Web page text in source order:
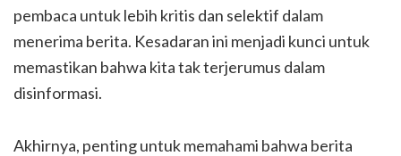
pembaca untuk lebih kritis dan selektif dalam
menerima berita. Kesadaran ini menjadi kunci untuk
memastikan bahwa kita tak terjerumus dalam
disinformasi.
Akhirnya, penting untuk memahami bahwa berita